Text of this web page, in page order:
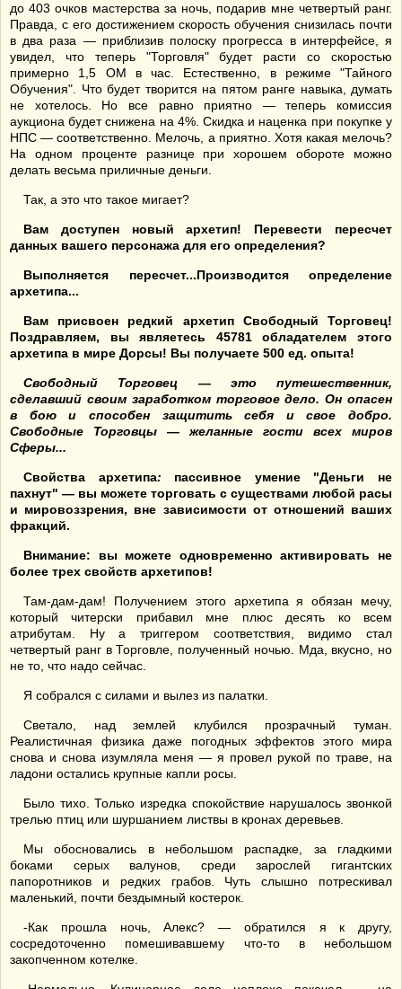
до 403 очков мастерства за ночь, подарив мне четвертый ранг.
Правда, с его достижением скорость обучения снизилась почти
в два раза — приблизив полоску прогресса в интерфейсе, я
увидел, что теперь "Торговля" будет расти со скоростью
примерно 1,5 ОМ в час. Естественно, в режиме "Тайного
Обучения". Что будет творится на пятом ранге навыка, думать
не хотелось. Но все равно приятно — теперь комиссия
аукциона будет снижена на 4%. Скидка и наценка при покупке у
НПС — соответственно. Мелочь, а приятно. Хотя какая мелочь?
На одном проценте разнице при хорошем обороте можно
делать весьма приличные деньги.
Так, а это что такое мигает?
Вам доступен новый архетип! Перевести пересчет
данных вашего персонажа для его определения?
Выполняется пересчет...Производится определение
архетипа...
Вам присвоен редкий архетип Свободный Торговец!
Поздравляем, вы являетесь 45781 обладателем этого
архетипа в мире Дорсы! Вы получаете 500 ед. опыта!
Свободный Торговец — это путешественник,
сделавший своим заработком торговое дело. Он опасен
в бою и способен защитить себя и свое добро.
Свободные Торговцы — желанные гости всех миров
Сферы...
Свойства архетипа: пассивное умение "Деньги не
пахнут" — вы можете торговать с существами любой расы
и мировоззрения, вне зависимости от отношений ваших
фракций.
Внимание: вы можете одновременно активировать не
более трех свойств архетипов!
Там-дам-дам! Получением этого архетипа я обязан мечу,
который читерски прибавил мне плюс десять ко всем
атрибутам. Ну а триггером соответствия, видимо стал
четвертый ранг в Торговле, полученный ночью. Мда, вкусно, но
не то, что надо сейчас.
Я собрался с силами и вылез из палатки.
Светало, над землей клубился прозрачный туман.
Реалистичная физика даже погодных эффектов этого мира
снова и снова изумляла меня — я провел рукой по траве, на
ладони остались крупные капли росы.
Было тихо. Только изредка спокойствие нарушалось звонкой
трелью птиц или шуршанием листвы в кронах деревьев.
Мы обосновались в небольшом распадке, за гладкими
боками серых валунов, среди зарослей гигантских
папоротников и редких грабов. Чуть слышно потрескивал
маленький, почти бездымный костерок.
-Как прошла ночь, Алекс? — обратился я к другу,
сосредоточенно помешивавшему что-то в небольшом
закопченном котелке.